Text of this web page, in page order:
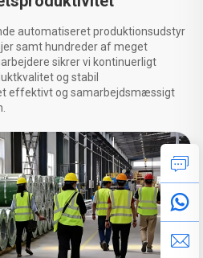
automatiseret produktionsudstyr
samt hundreder af meget
sikrer vi kontinuerligt
og stabil
effektivt og samarbejdsmæssigt